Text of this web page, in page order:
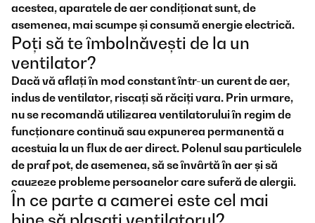
acestea, aparatele de aer condiționat sunt, de
asemenea, mai scumpe și consumă energie electrică.
Poți să te îmbolnăvești de la un
ventilator?
Dacă vă aflați în mod constant într-un curent de aer,
indus de ventilator, riscați să răciți vara. Prin urmare,
nu se recomandă utilizarea ventilatorului în regim de
funcționare continuă sau expunerea permanentă a
acestuia la un flux de aer direct. Polenul sau particulele
de praf pot, de asemenea, să se învârtă în aer și să
cauzeze probleme persoanelor care suferă de alergii.
În ce parte a camerei este cel mai